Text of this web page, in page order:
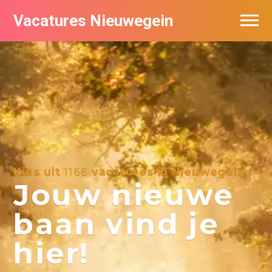
Vacatures Nieuwegein
Kies uit1166 vacatures in Nieuwegein
Jouw nieuwe
baan vind je
hier!
Vacatures per bedrijf in Nieuwegein